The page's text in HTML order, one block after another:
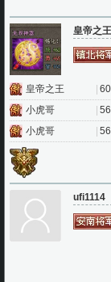
皇帝之王
皇帝之王
小虎哥
小虎哥
ufi1114